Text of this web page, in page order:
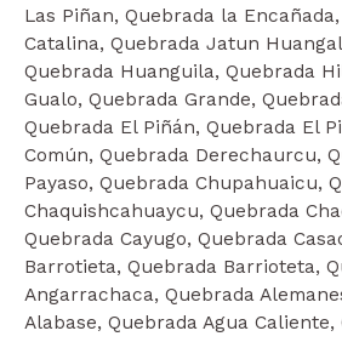
Las Piñan, Quebrada la
Catalina, Quebrada Jatun
Quebrada Huanguila, Quebrada
Gualo, Quebrada Grande,
Quebrada El Piñán, Quebrada El
Común, Quebrada Derechaurcu,
Payaso, Quebrada Chupahuaicu,
Chaquishcahuaycu, Quebrada
Quebrada Cayugo, Quebrada
Barrotieta, Quebrada Barrioteta,
Angarrachaca, Quebrada
Alabase, Quebrada Agua Caliente,